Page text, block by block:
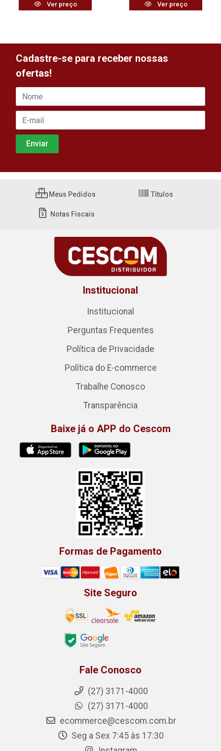
Ver preço Ver preço
Cadastre-se para receber nossas
ofertas!
Meus Pedidos Títulos
Notas Fiscais
Institucional
Institucional
Perguntas Frequentes
Política de Privacidade
Política do E-commerce
Trabalhe Conosco
Transparência
Baixe já o APP do Cescom
Formas de Pagamento
Site Seguro
Fale Conosco
(27) 3171-4000
(27) 3171-4000
ecommerce@cescom.com.br
Seg a Sex 7:45 às 17:30